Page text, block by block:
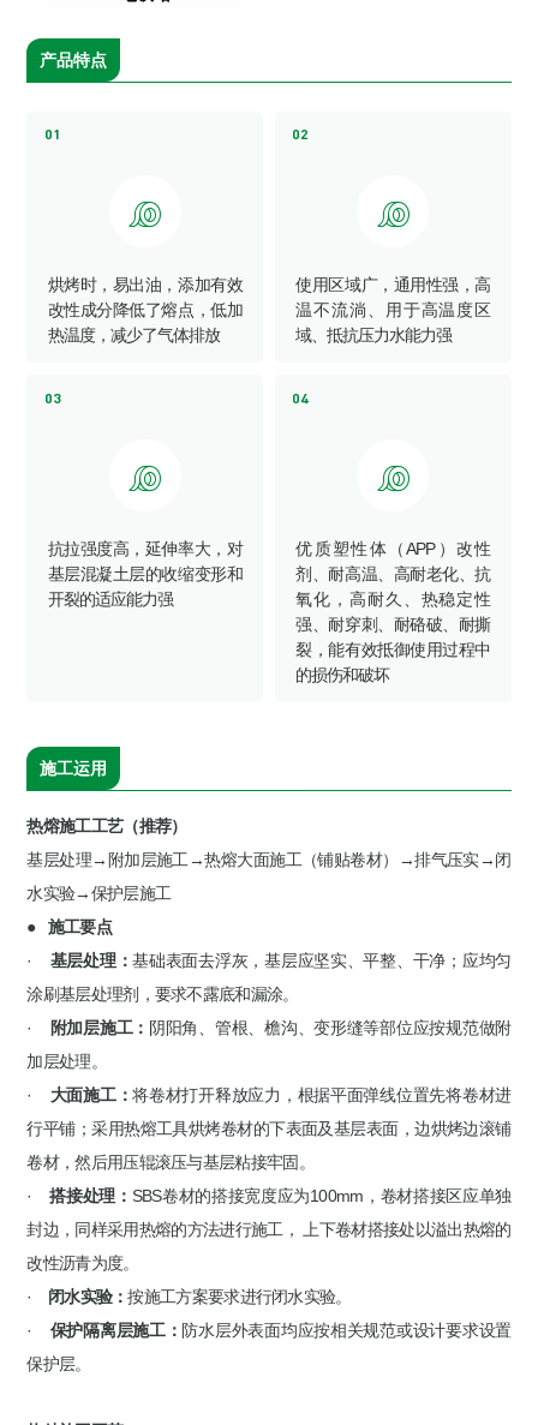
产品特点
01

烘烤时，易出油，添加有效
改性成分降低了熔点，低加
热温度，减少了气体排放
02

使用区域广，通用性强，高
温不流淌、用于高温度区
域、抵抗压力水能力强
03

抗拉强度高，延伸率大，对
基层混凝土层的收缩变形和
开裂的适应能力强
04

优质塑性体（APP）改性
剂、耐高温、高耐老化、抗
氧化，高耐久、热稳定性
强、耐穿刺、耐硌破、耐撕
裂，能有效抵御使用过程中
的损伤和破坏
施工运用
热熔施工工艺（推荐）
基层处理→附加层施工→热熔大面施工（铺贴卷材）→排气压实→闭
水实验→保护层施工
● 施工要点
·
基层处理：基础表面去浮灰，基层应坚实、平整、干净；应均匀
涂刷基层处理剂，要求不露底和漏涂。
· 附加层施工： 阴阳角、管根、檐沟、变形缝等部位应按规范做附
加层处理。
·
大面施工：将卷材打开释放应力，根据平面弹线位置先将卷材进
行平铺；采用热熔工具烘烤卷材的下表面及基层表面，边烘烤边滚铺
卷材，然后用压辊滚压与基层粘接牢固。
·搭接处理： SBS卷材的搭接宽度应为100mm，卷材搭接区应单独
封边，同样采用热熔的方法进行施工， 上下卷材搭接处以溢出热熔的
改性沥青为度。
·
闭水实验：按施工方案要求进行闭水实验。
· 保护隔离层施工：防水层外表面均应按相关规范或设计要求设置
保护层。